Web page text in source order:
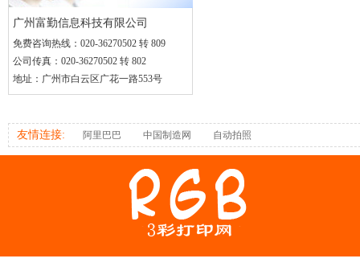
广州富勤信息科技有限公司
免费咨询热线： 020-36270502 转 809
公司传真： 020-36270502 转 802
地址： 广州市白云区广花一路553号
友情连接: 阿里巴巴 中国制造网 自动拍照